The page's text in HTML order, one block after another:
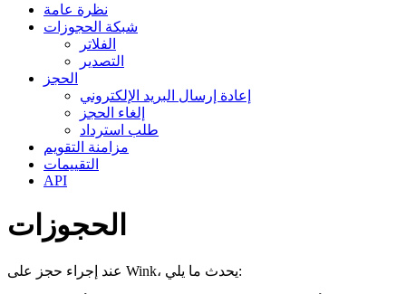
نظرة عامة
شبكة الحجوزات
الفلاتر
التصدير
الحجز
إعادة إرسال البريد الإلكتروني
إلغاء الحجز
طلب استرداد
مزامنة التقويم
التقييمات
API
الحجوزات
عند إجراء حجز على Wink، يحدث ما يلي: